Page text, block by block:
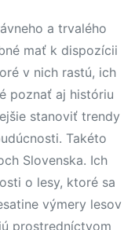
a trvalého
mať k dispozícii
v nich rastú, ich
poznať aj históriu
stanoviť trendy
Takéto
Slovenska. Ich
o lesy, ktoré sa
výmery lesov
prostredníctvom